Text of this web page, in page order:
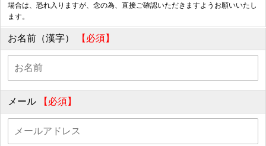
場合は、恐れ入りますが、念の為、直接ご確認いただきますようお願いいたし
ます。
お名前（漢字） 【必須】
メール 【必須】